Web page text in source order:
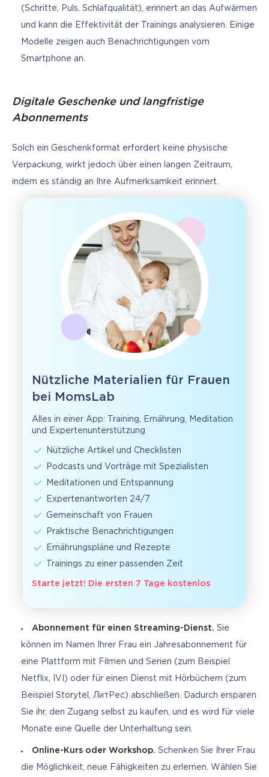
(Schritte, Puls, Schlafqualität), erinnert an das Aufwärmen
und kann die Effektivität der Trainings analysieren. Einige
Modelle zeigen auch Benachrichtigungen vom
Smartphone an.
Digitale Geschenke und langfristige
Abonnements
Solch ein Geschenkformat erfordert keine physische
Verpackung, wirkt jedoch über einen langen Zeitraum,
indem es ständig an Ihre Aufmerksamkeit erinnert.
Nützliche Materialien für Frauen
bei MomsLab
Alles in einer App: Training, Ernährung, Meditation
und Expertenunterstützung
Nützliche Artikel und Checklisten
Podcasts und Vorträge mit Spezialisten
Meditationen und Entspannung
Expertenantworten 24/7
Gemeinschaft von Frauen
Praktische Benachrichtigungen
Ernährungspläne und Rezepte
Trainings zu einer passenden Zeit
Starte jetzt! Die ersten 7 Tage kostenlos
Abonnement für einen Streaming-Dienst. Sie
können im Namen Ihrer Frau ein Jahresabonnement für
eine Plattform mit Filmen und Serien (zum Beispiel
Netflix, IVI) oder für einen Dienst mit Hörbüchern (zum
Beispiel Storytel, ЛитРес) abschließen. Dadurch ersparen
Sie ihr, den Zugang selbst zu kaufen, und es wird für viele
Monate eine Quelle der Unterhaltung sein.
Online-Kurs oder Workshop. Schenken Sie Ihrer Frau
die Möglichkeit, neue Fähigkeiten zu erlernen. Wählen Sie